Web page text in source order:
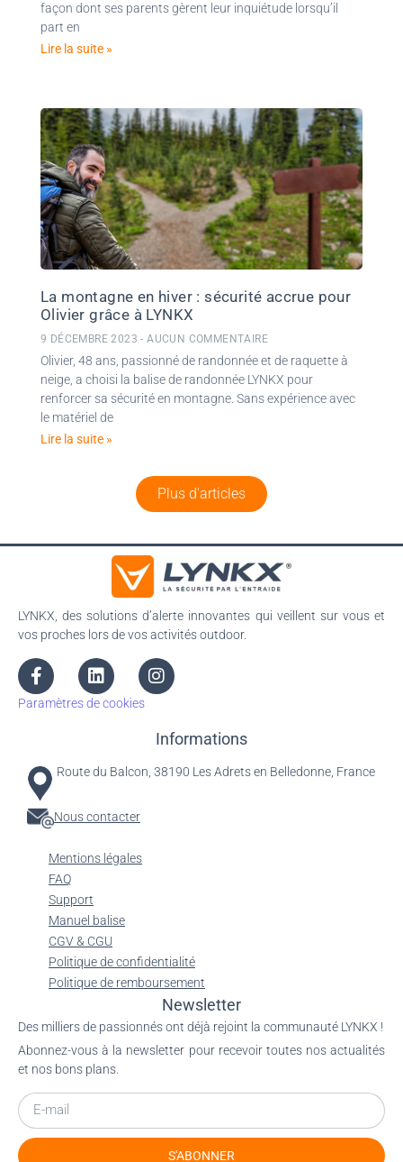
façon dont ses parents gèrent leur inquiétude lorsqu’il
part en
Lire la suite »
La montagne en hiver : sécurité accrue pour
Olivier grâce à LYNKX
9 DÉCEMBRE 2023 AUCUN COMMENTAIRE
Olivier, 48 ans, passionné de randonnée et de raquette à
neige, a choisi la balise de randonnée LYNKX pour
renforcer sa sécurité en montagne. Sans expérience avec
le matériel de
Lire la suite »
Plus d'articles
LYNKX, des solutions d’alerte innovantes qui veillent sur vous et
vos proches lors de vos activités outdoor.
Paramètres de cookies
Informations
Route du Balcon, 38190 Les Adrets en Belledonne, France
Nous contacter
Mentions légales
FAQ
Support
Manuel balise
CGV & CGU
Politique de confidentialité
Politique de remboursement
Newsletter
Des milliers de passionnés ont déjà rejoint la communauté LYNKX !
Abonnez-vous à la newsletter pour recevoir toutes nos actualités
et nos bons plans.
S'ABONNER